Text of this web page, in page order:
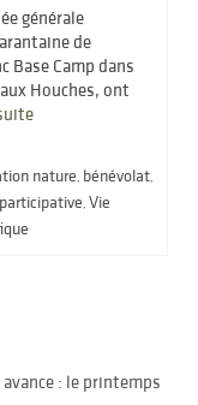
générale
de
Base Camp dans
Houches, ont
nature, bénévolat,
, Vie
: le printemps